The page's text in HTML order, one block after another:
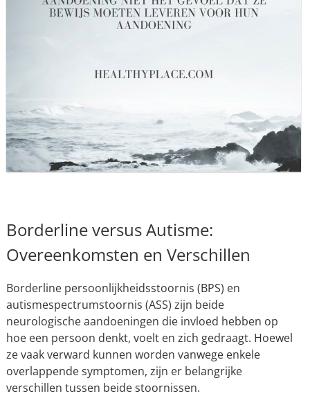
Borderline versus Autisme:
Overeenkomsten en Verschillen
Borderline persoonlijkheidsstoornis (BPS) en
autismespectrumstoornis (ASS) zijn beide
neurologische aandoeningen die invloed hebben op
hoe een persoon denkt, voelt en zich gedraagt. Hoewel
ze vaak verward kunnen worden vanwege enkele
overlappende symptomen, zijn er belangrijke
verschillen tussen beide stoornissen.